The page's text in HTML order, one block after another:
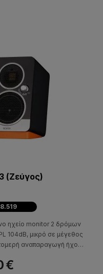
(Ζεύγος)
ηχείο monitor 2 δρόμων
104dB, μικρό σε μέγεθος
αναπαραγωγή ήχου
monitoring.
€